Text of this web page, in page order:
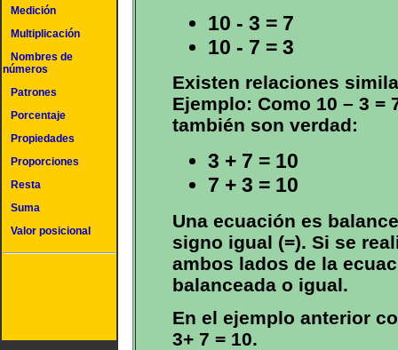
Medición
Multiplicación
Nombres de
números
Patrones
Porcentaje
Propiedades
Proporciones
Resta
Suma
Valor posicional
10 - 3 = 7
10 - 7 = 3
Existen relaciones
Ejemplo: Como 10 – 3
también son verdad:
3 + 7 = 10
7 + 3 = 10
Una ecuación es
signo igual (=). Si se
ambos lados de la
balanceada o igual.
En el ejemplo anterior
3+ 7 = 10.